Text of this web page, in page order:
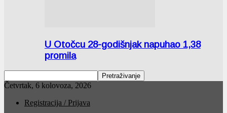
U Otočcu 28-godišnjak napuhao 1,38
promila
Četvrtak, 6 kolovoza, 2026
Registracija / Prijava